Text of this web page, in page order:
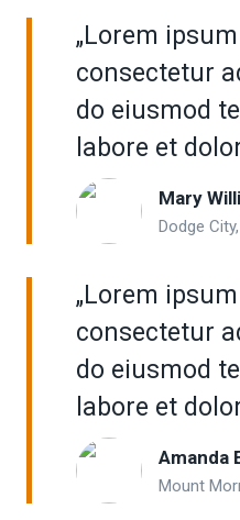
„Lorem
consectetur
do eiusmod
labore et
Mary
Dodge
„Lorem
consectetur
do eiusmod
labore et
Amanda
Mount